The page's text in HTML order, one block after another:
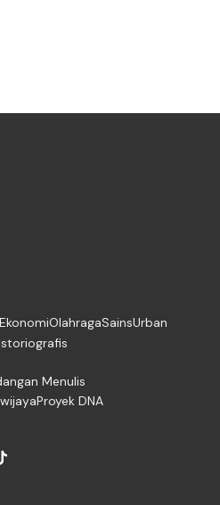
EkonomiOlahragaSainsUrban
Menulis
Proyek DNA